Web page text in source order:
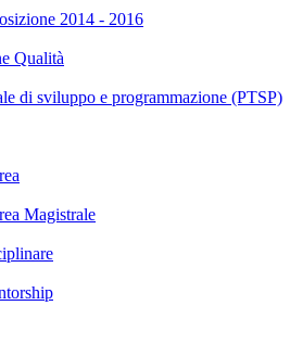
2014 - 2016
Qualità
di sviluppo e programmazione (PTSP)
Magistrale